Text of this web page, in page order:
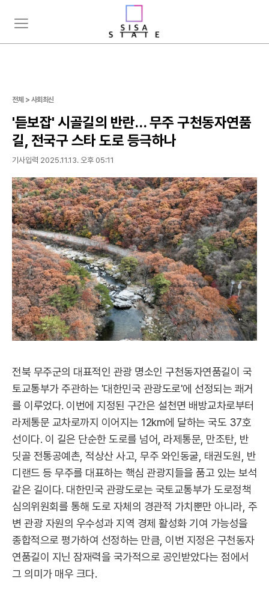
주
뉴
치
기
전체 > 사회최신
'듣보잡' 시골길의 반란… 무주 구천동자연품
길, 전국구 스타 도로 등극하나
기사입력 2025.11.13. 오후 05:11
전북 무주군의 대표적인 관광 명소인 구천동자연품길이 국
토교통부가 주관하는 '대한민국 관광도로'에 선정되는 쾌거
를 이루었다. 이번에 지정된 구간은 설천면 배방교차로부터
라제통문 교차로까지 이어지는 12km에 달하는 국도 37호
선이다. 이 길은 단순한 도로를 넘어, 라제통문, 만조탄, 반
딧골 전통공예촌, 적상산 사고, 무주 와인동굴, 태권도원, 반
디랜드 등 무주를 대표하는 핵심 관광지들을 품고 있는 보석
같은 길이다. 대한민국 관광도로는 국토교통부가 도로정책
심의위원회를 통해 도로 자체의 경관적 가치뿐만 아니라, 주
변 관광 자원의 우수성과 지역 경제 활성화 기여 가능성을
종합적으로 평가하여 선정하는 만큼, 이번 지정은 구천동자
연품길이 지닌 잠재력을 국가적으로 공인받았다는 점에서
그 의미가 매우 크다.